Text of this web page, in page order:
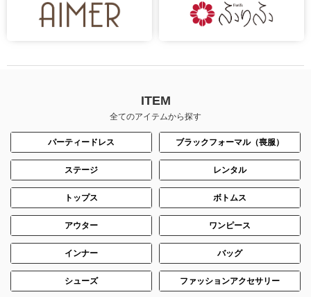
ITEM
全てのアイテムから探す
パーティードレス ブラックフォーマル（喪服）
ステージ レンタル
トップス ボトムス
アウター ワンピース
インナー バッグ
シューズ ファッションアクセサリー